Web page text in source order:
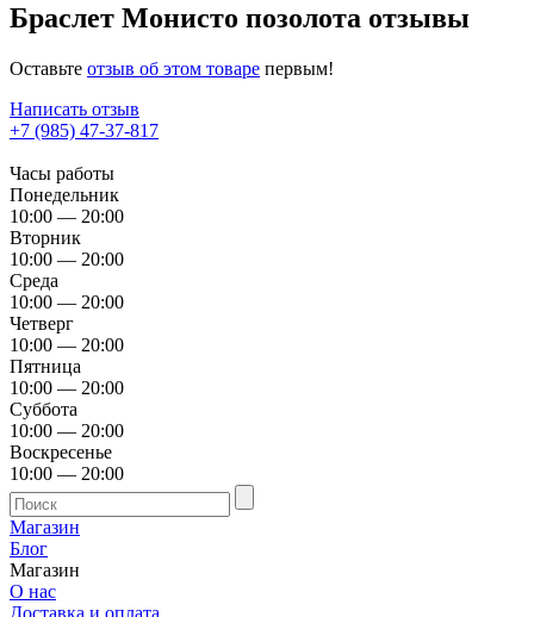
Браслет Монисто позолота отзывы
Оставьте отзыв об этом товаре первым!
Написать отзыв
+7 (985) 47-37-817
Часы работы
Понедельник
10:00 — 20:00
Вторник
10:00 — 20:00
Среда
10:00 — 20:00
Четверг
10:00 — 20:00
Пятница
10:00 — 20:00
Суббота
10:00 — 20:00
Воскресенье
10:00 — 20:00
Магазин
Блог
Магазин
О нас
Доставка и оплата